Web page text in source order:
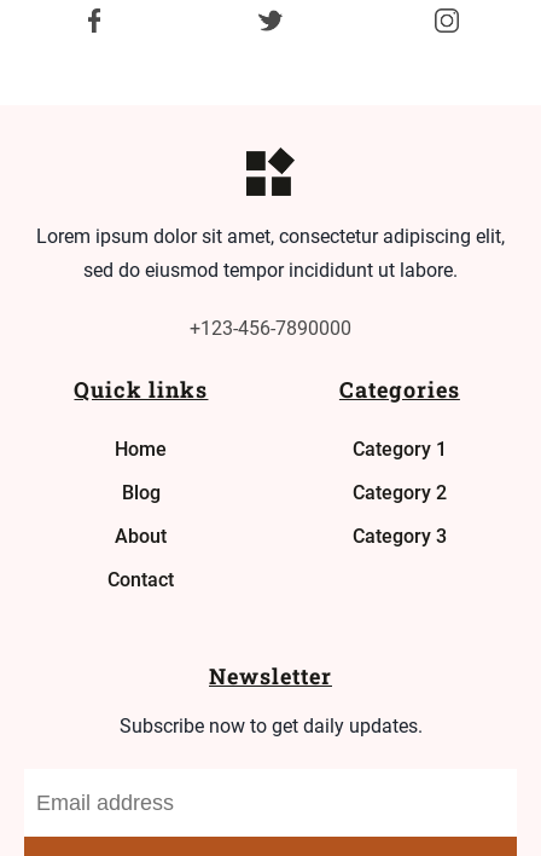
Lorem ipsum dolor sit amet, consectetur adipiscing elit,
sed do eiusmod tempor incididunt ut labore.
+123-456-7890000
Quick links
Home
Blog
About
Contact
Categories
Category 1
Category 2
Category 3
Newsletter
Subscribe now to get daily updates.